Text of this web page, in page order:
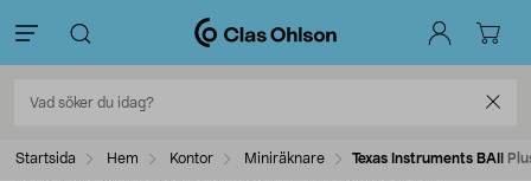
Startsida Hem Kontor Miniräknare Texas Instruments BAII